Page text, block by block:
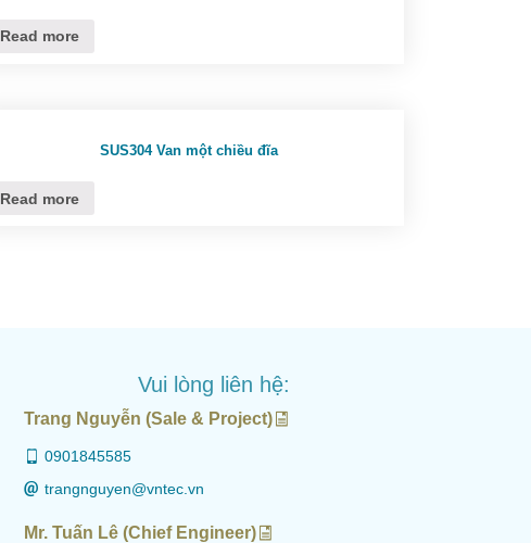
Read more
SUS304 Van một chiều đĩa
Read more
Vui lòng liên hệ:
Trang Nguyễn (Sale & Project)
0901845585
trangnguyen@vntec.vn
Mr. Tuấn Lê (Chief Engineer)